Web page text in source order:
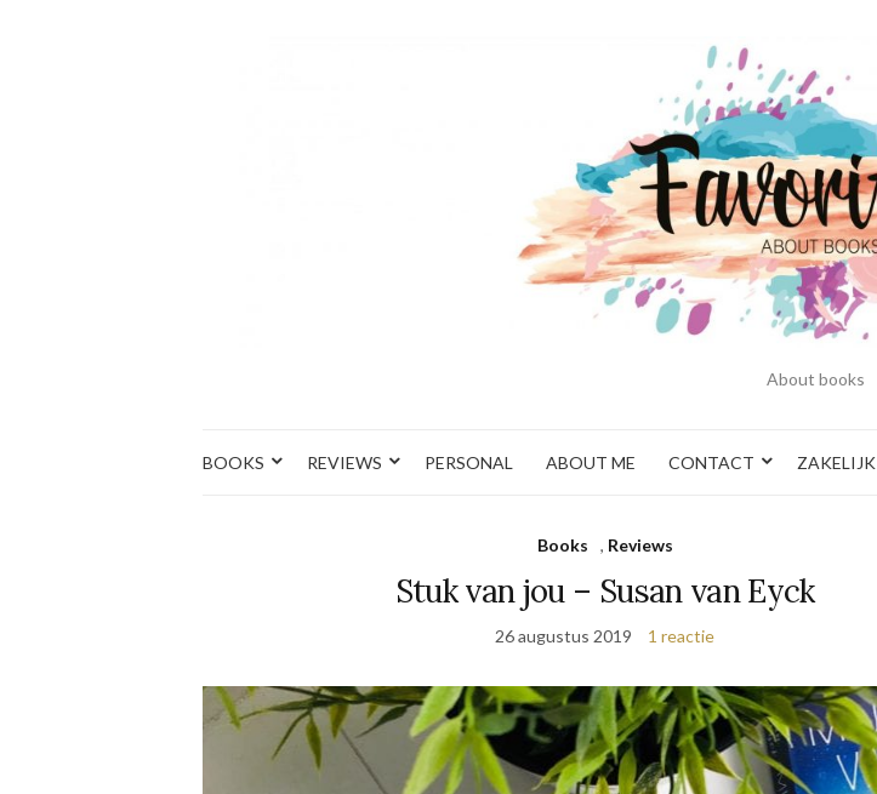
About books
BOOKS REVIEWS PERSONAL ABOUT ME CONTACT ZAKELIJK
Books , Reviews
Stuk van jou – Susan van Eyck
26 augustus 2019 1 reactie